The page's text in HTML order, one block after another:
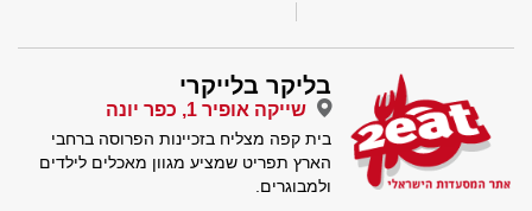
בליקר בלייקרי
שייקה אופיר 1, כפר יונה
בית קפה מצליח בזכיינות הפרוסה ברחבי
הארץ תפריט שמציע מגוון מאכלים לילדים
ולמבוגרים.